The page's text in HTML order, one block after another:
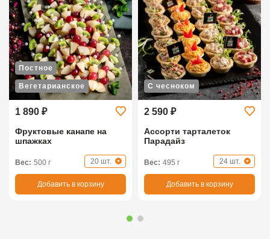
Вегетарианское
Постное
1 890 ₽
Фруктовые канапе на
шпажках
Вес: 500 г 20 шт.
Добавить в корзину
С чесноком
2 590 ₽
Ассорти тарталеток
Парадайз
Вес: 495 г 24 шт.
Добавить в корзину